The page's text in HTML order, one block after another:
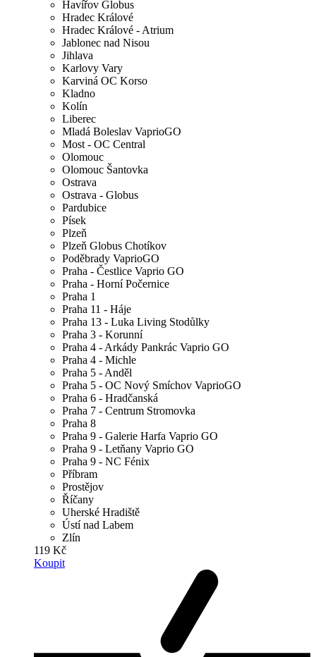
Havířov Globus
Hradec Králové
Hradec Králové - Atrium
Jablonec nad Nisou
Jihlava
Karlovy Vary
Karviná OC Korso
Kladno
Kolín
Liberec
Mladá Boleslav VaprioGO
Most - OC Central
Olomouc
Olomouc Šantovka
Ostrava
Ostrava - Globus
Pardubice
Písek
Plzeň
Plzeň Globus Chotíkov
Poděbrady VaprioGO
Praha - Čestlice Vaprio GO
Praha - Horní Počernice
Praha 1
Praha 11 - Háje
Praha 13 - Luka Living Stodůlky
Praha 3 - Korunní
Praha 4 - Arkády Pankrác Vaprio GO
Praha 4 - Michle
Praha 5 - Anděl
Praha 5 - OC Nový Smíchov VaprioGO
Praha 6 - Hradčanská
Praha 7 - Centrum Stromovka
Praha 8
Praha 9 - Galerie Harfa Vaprio GO
Praha 9 - Letňany Vaprio GO
Praha 9 - NC Fénix
Příbram
Prostějov
Říčany
Uherské Hradiště
Ústí nad Labem
Zlín
119 Kč
Koupit